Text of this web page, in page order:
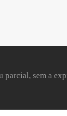
sem a
! Como podemos